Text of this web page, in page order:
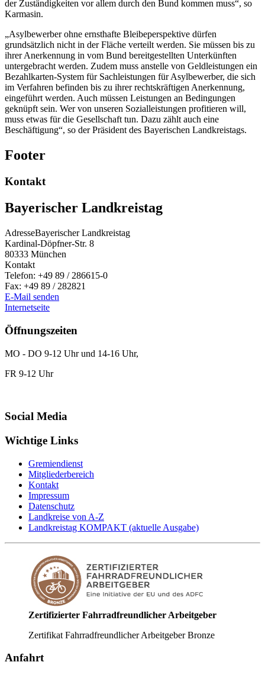
der Zuständigkeiten vor allem durch den Bund kommen muss“, so
Karmasin.
„Asylbewerber ohne ernsthafte Bleibeperspektive dürfen
grundsätzlich nicht in der Fläche verteilt werden. Sie müssen bis zu
ihrer Anerkennung in vom Bund bereitgestellten Unterkünften
untergebracht werden. Zudem muss anstelle von Geldleistungen ein
Bezahlkarten-System für Sachleistungen für Asylbewerber, die sich
im Verfahren befinden bis zu ihrer rechtskräftigen Anerkennung,
eingeführt werden. Auch müssen Leistungen an Bedingungen
geknüpft sein. Wer von unseren Sozialleistungen profitieren will,
muss etwas für die Gesellschaft tun. Dazu zählt auch eine
Beschäftigung“, so der Präsident des Bayerischen Landkreistags.
Footer
Kontakt
Bayerischer Landkreistag
AdresseBayerischer Landkreistag
Kardinal-Döpfner-Str. 8
80333 München
Kontakt
Telefon: +49 89 / 286615-0
Fax: +49 89 / 282821
E-Mail senden
Internetseite
Öffnungszeiten
MO - DO 9-12 Uhr und 14-16 Uhr,
FR 9-12 Uhr
Social Media
Wichtige Links
Gremiendienst
Mitgliederbereich
Kontakt
Impressum
Datenschutz
Landkreise von A-Z
Landkreistag KOMPAKT (aktuelle Ausgabe)
Zertifizierter Fahrradfreundlicher Arbeitgeber
Zertifikat Fahrradfreundlicher Arbeitgeber Bronze
Anfahrt